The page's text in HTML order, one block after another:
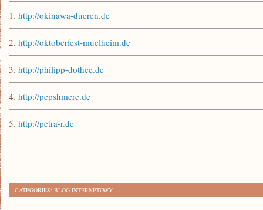
1. http://okinawa-dueren.de
2. http://oktoberfest-muelheim.de
3. http://philipp-dothee.de
4. http://pepshmere.de
5. http://petra-r.de
CATEGORIES: BLOG INTERNETOWY